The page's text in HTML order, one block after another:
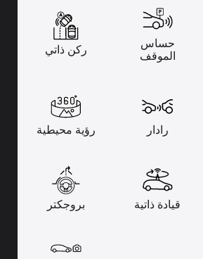
حساس
الموقف
ركن ذاتي
رادار رؤية محيطية
قيادة ذاتية بروجكتر